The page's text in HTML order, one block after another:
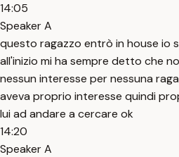
14:05
Speaker A
questo ragazzo entrò in house io
all'inizio mi ha sempre detto che
nessun interesse per nessuna
aveva proprio interesse quindi
lui ad andare a cercare ok
14:20
Speaker A